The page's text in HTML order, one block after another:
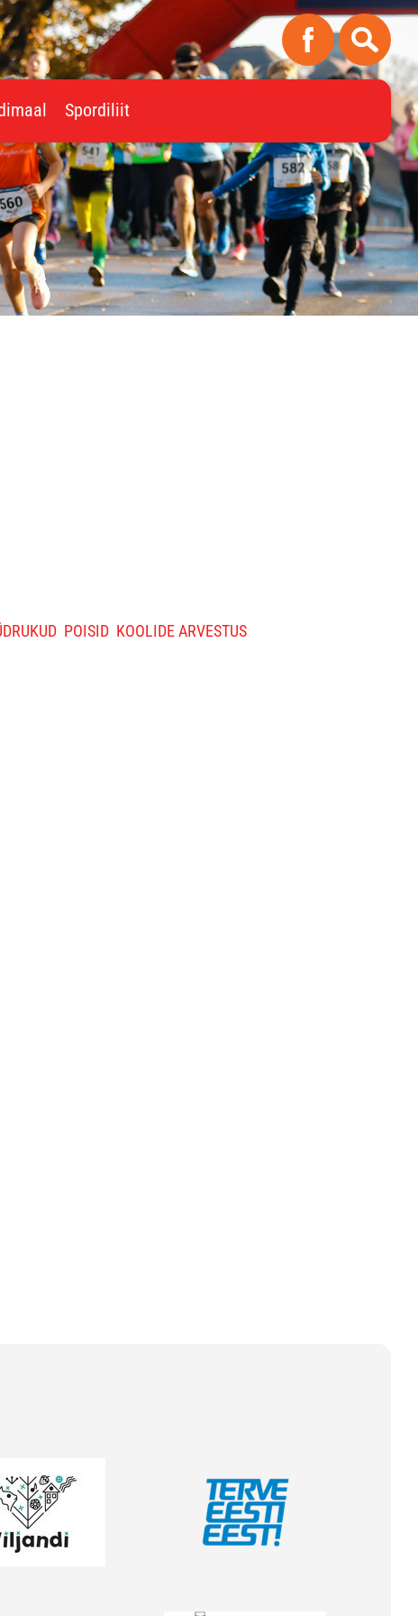
Spordiliit
POISID KOOLIDE ARVESTUS